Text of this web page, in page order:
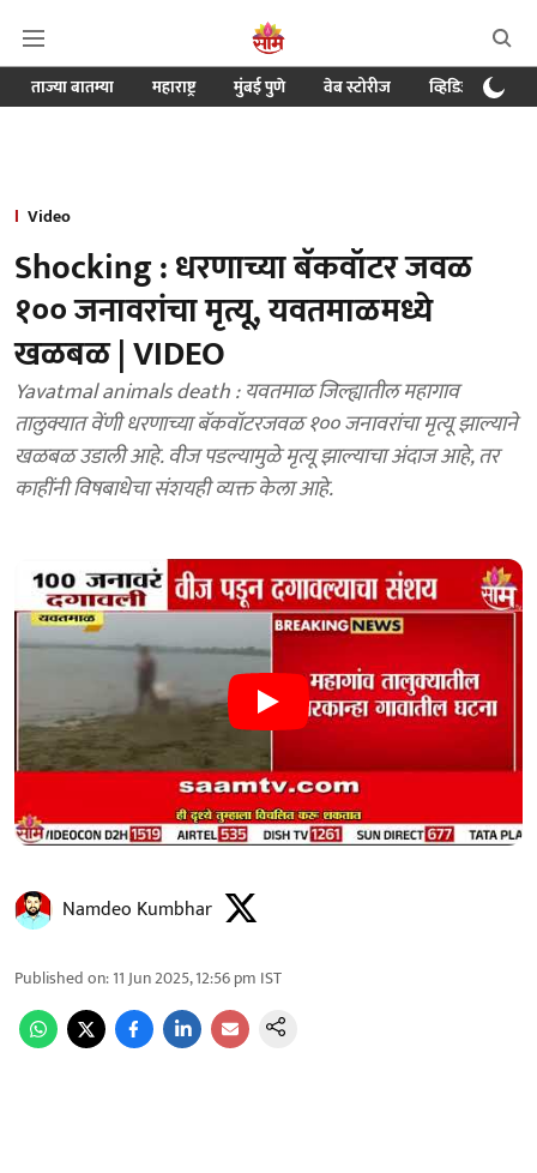
ताज्या बातम्या महाराष्ट्र मुंबई पुणे वेब स्टोरीज व्हिडिओ
Video
Shocking : धरणाच्या बॅकवॉटर जवळ
१०० जनावरांचा मृत्यू, यवतमाळमध्ये
खळबळ | VIDEO
Yavatmal animals death : यवतमाळ जिल्ह्यातील महागाव
तालुक्यात वेंणी धरणाच्या बॅकवॉटरजवळ १०० जनावरांचा मृत्यू झाल्याने
खळबळ उडाली आहे. वीज पडल्यामुळे मृत्यू झाल्याचा अंदाज आहे, तर
काहींनी विषबाधेचा संशयही व्यक्त केला आहे.
Namdeo Kumbhar
Published on:11 Jun 2025, 12:56 pm IST